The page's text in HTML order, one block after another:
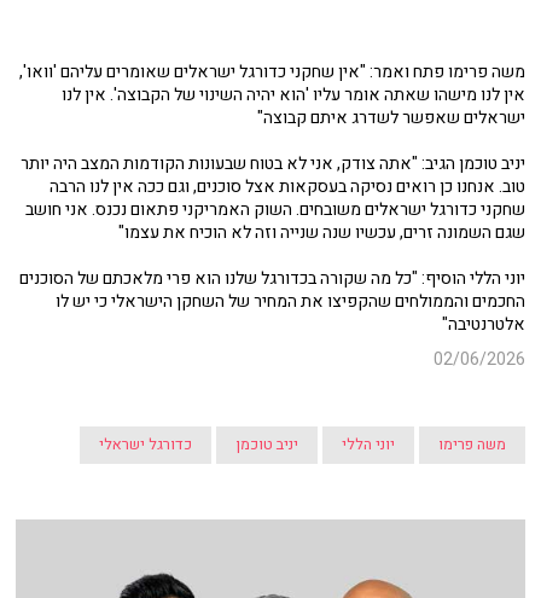
משה פרימו פתח ואמר: "אין שחקני כדורגל ישראלים שאומרים עליהם 'וואו',
אין לנו מישהו שאתה אומר עליו 'הוא יהיה השינוי של הקבוצה'. אין לנו
ישראלים שאפשר לשדרג איתם קבוצה"
יניב טוכמן הגיב: "אתה צודק, אני לא בטוח שבעונות הקודמות המצב היה יותר
טוב. אנחנו כן רואים נסיקה בעסקאות אצל סוכנים, וגם ככה אין לנו הרבה
שחקני כדורגל ישראלים משובחים. השוק האמריקני פתאום נכנס. אני חושב
שגם השמונה זרים, עכשיו שנה שנייה וזה לא הוכיח את עצמו"
יוני הללי הוסיף: "כל מה שקורה בכדורגל שלנו הוא פרי מלאכתם של הסוכנים
החכמים והממולחים שהקפיצו את המחיר של השחקן הישראלי כי יש לו
אלטרנטיבה"
02/06/2026
משה פרימו יוני הללי יניב טוכמן כדורגל ישראלי